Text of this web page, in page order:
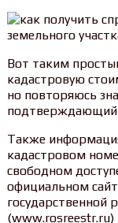
Вот таким
кадастровую
но повторяюсь
подтверждающий
Также
кадастровом
свободном
официальном
государственной
(www.rosreestr.ru)